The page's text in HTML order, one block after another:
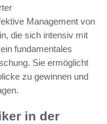
Management von
die sich intensiv mit
fundamentales
Sie ermöglicht
zu gewinnen und
in der